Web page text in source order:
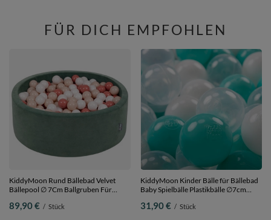
FÜR DICH EMPFOHLEN
KiddyMoon Rund Bällebad Velvet
Bällepool ∅ 7Cm Ballgruben Für
Hergestellt in der EU, waldgrün:
89,90 € / Stück
KiddyMoon Kinder Bälle für Bällebad
Baby Spielbälle Plastikbälle ∅7cm
helltürkis/weiß/transparent, 200
31,90 € / Stück